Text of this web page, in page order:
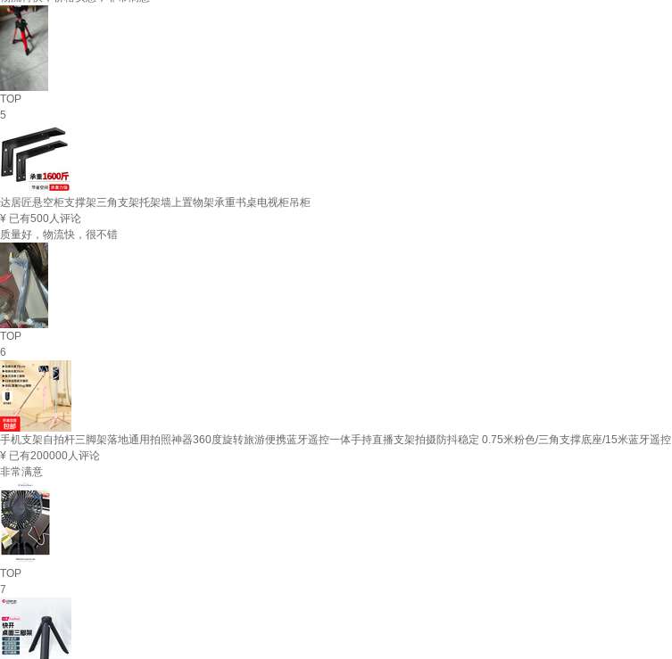
TOP
5
达居匠悬空柜支撑架三角支架托架墙上置物架承重书桌电视柜吊柜
¥ 已有500人评论
质量好，物流快，很不错
TOP
6
手机支架自拍杆三脚架落地通用拍照神器360度旋转旅游便携蓝牙遥控一体手持直播支架拍摄防抖稳定 0.75米粉色/三角支撑底座/15米蓝牙遥控
¥ 已有200000人评论
非常满意
TOP
7